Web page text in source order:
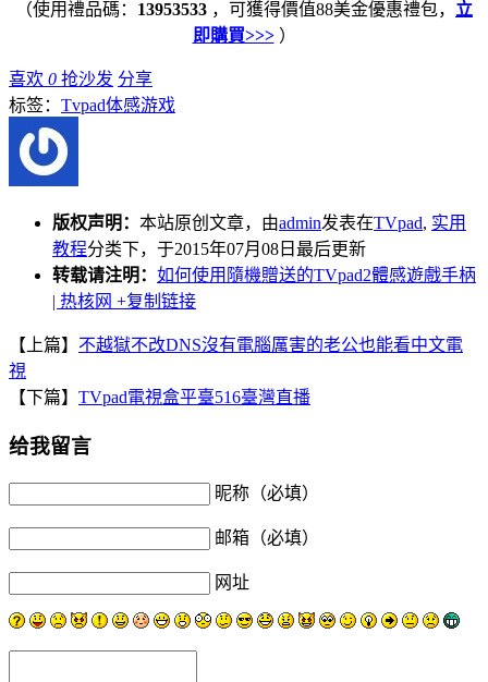
（使用禮品碼： 13953533 ，可獲得價值88美金優惠禮包， 立
即購買>>> ）
喜欢 0 抢沙发 分享
标签： Tvpad体感游戏
版权声明： 本站原创文章，由admin发表在TVpad, 实用
教程分类下，于2015年07月08日最后更新
转载请注明： 如何使用隨機贈送的TVpad2體感遊戲手柄
| 热核网 +复制链接
【上篇】 不越獄不改DNS沒有電腦厲害的老公也能看中文電
視
【下篇】 TVpad電視盒平臺516臺灣直播
给我留言
昵称（必填）
邮箱（必填）
网址